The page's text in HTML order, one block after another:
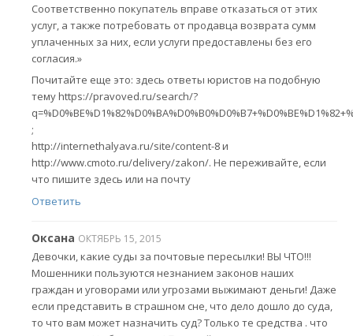
Соответственно покупатель вправе отказаться от этих
услуг, а также потребовать от продавца возврата сумм
уплаченных за них, если услуги предоставлены без его
согласия.»
Почитайте еще это: здесь ответы юристов на подобную
тему https://pravoved.ru/search/?
;
http://internethalyava.ru/site/content-8 и
http://www.cmoto.ru/delivery/zakon/. Не переживайте, если
что пишите здесь или на почту
Ответить
Оксана ОКТЯБРЬ 15, 2015
Девочки, какие суды за почтовые пересылки! ВЫ ЧТО!!!
Мошенники пользуются незнанием законов наших
граждан и уговорами или угрозами выжимают деньги! Даже
если представить в страшном сне, что дело дошло до суда,
то что вам может назначить суд? Только те средства . что